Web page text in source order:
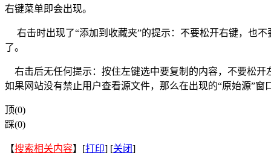
右键菜单即会出现。
右击时出现了“添加到收藏夹”的提示：不要松开右键，也
了。
右击后无任何提示：按住左键选中要复制的内容，不要松开
如果网站没有禁止用户查看源文件，那么在出现的“原始源”
顶(0)
踩(0)
【搜索相关内容】[打印] [关闭]